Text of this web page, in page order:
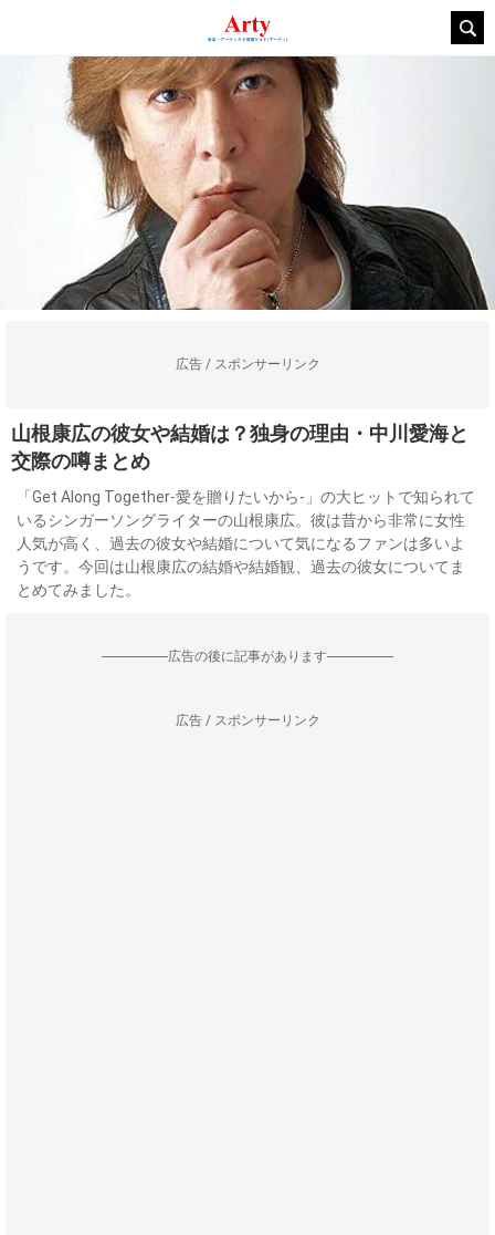
広告 / スポンサーリンク
山根康広の彼女や結婚は？独身の理由・中川愛海と
交際の噂まとめ
「Get Along Together-愛を贈りたいから-」の大ヒットで知られて
いるシンガーソングライターの山根康広。彼は昔から非常に女性
人気が高く、過去の彼女や結婚について気になるファンは多いよ
うです。今回は山根康広の結婚や結婚観、過去の彼女についてま
とめてみました。
--------------------広告の後に記事があります--------------------
広告 / スポンサーリンク